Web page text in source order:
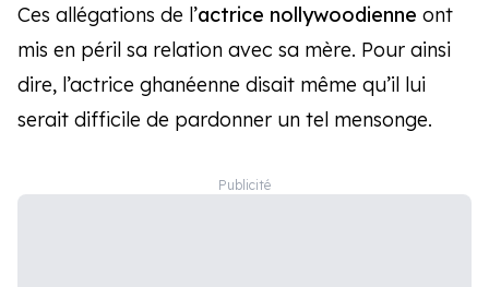
Ces allégations de l’actrice nollywoodienne ont
mis en péril sa relation avec sa mère. Pour ainsi
dire, l’actrice ghanéenne disait même qu’il lui
serait difficile de pardonner un tel mensonge.